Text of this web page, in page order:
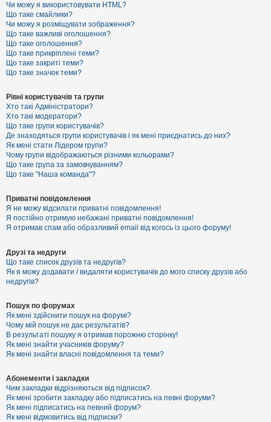
ш
у
к
Д
о
п
о
г
а
Чи можу я використовувати HTML?
Що таке смайлики?
Чи можу я розміщувати зображення?
Що таке важливі оголошення?
Що таке оголошення?
Що таке прикріплені теми?
Що таке закриті теми?
Що таке значок теми?
Рівні користувачів та групи
Хто такі Адміністратори?
Хто такі модератори?
Що таке групи користувачів?
Де знаходяться групи користувачів і як мені приєднатись до них?
Як мені стати Лідером групи?
Чому групи відображаються різними кольорами?
Що таке група за замовчуванням?
Що таке "Наша команда"?
Приватні повідомлення
Я не можу відсилати приватні повідомлення!
Я постійно отримую небажані приватні повідомлення!
Я отримав спам або образливий email від когось із цього форуму!
Друзі та недруги
Що таке список друзів та недругів?
Як я можу додавати / видаляти користувачів до мого списку друзів або
недругів?
Пошук по форумах
Як мені здійснити пошук на форумі?
Чому мій пошук не дає результатів?
В результаті пошуку я отримав порожню сторінку!
Як мені знайти учасників форуму?
Як мені знайти власні повідомлення та теми?
Абонементи і закладки
Чим закладки відрізняються від підписок?
Як мені зробити закладку або підписатись на певні форуми?
Як мені підписатись на певний форум?
Як мені відмовитись від підписки?